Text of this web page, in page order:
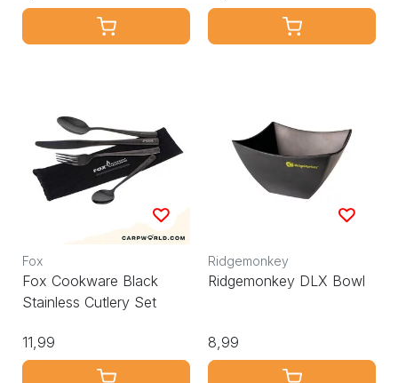
Fox
Fox Cookware Black
Stainless Cutlery Set
11,99
Ridgemonkey
Ridgemonkey DLX Bowl
8,99